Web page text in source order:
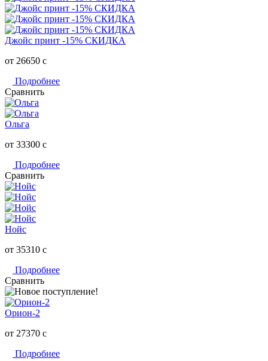
Джойс принт -15% СКИДКА
от 26650 c
Подробнее
Сравнить
Ольга
от 33300 c
Подробнее
Сравнить
Нойс
от 35310 c
Подробнее
Сравнить
Орион-2
от 27370 c
Подробнее